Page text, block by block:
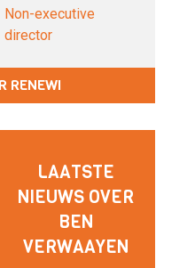
Non-executive
director
RENEWI
LAATSTE
NIEUWS OVER
BEN
VERWAAYEN